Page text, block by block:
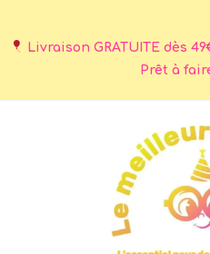
Livraison GRATUITE dès
Prêt à